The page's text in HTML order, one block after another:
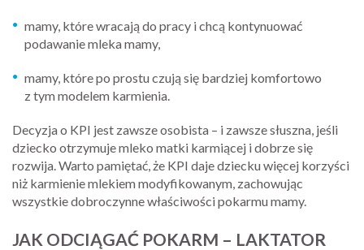
mamy, które wracają do pracy i chcą kontynuować
podawanie mleka mamy,
mamy, które po prostu czują się bardziej komfortowo
z tym modelem karmienia.
Decyzja o KPI jest zawsze osobista – i zawsze słuszna, jeśli
dziecko otrzymuje mleko matki karmiącej i dobrze się
rozwija. Warto pamiętać, że KPI daje dziecku więcej korzyści
niż karmienie mlekiem modyfikowanym, zachowując
wszystkie dobroczynne właściwości pokarmu mamy.
JAK ODCIĄGAĆ POKARM – LAKTATOR